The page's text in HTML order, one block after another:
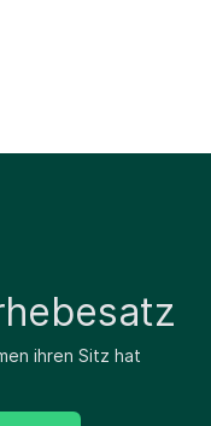
ihren Sitz hat